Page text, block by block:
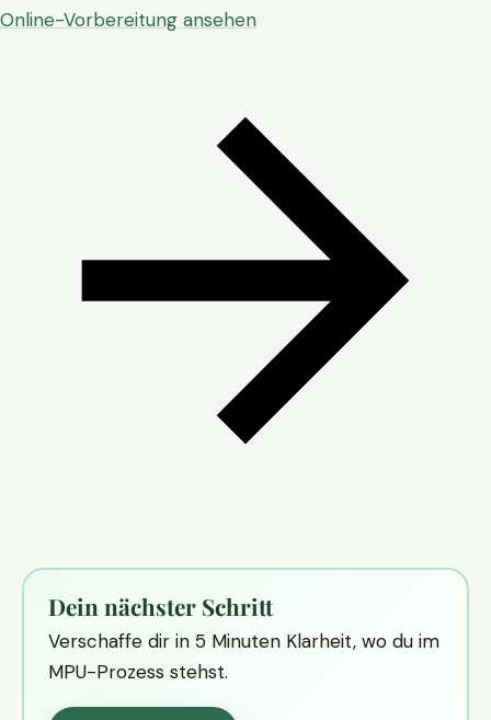
Online-Vorbereitung ansehen
Dein nächster Schritt
Verschaffe dir in 5 Minuten Klarheit, wo du im
MPU-Prozess stehst.